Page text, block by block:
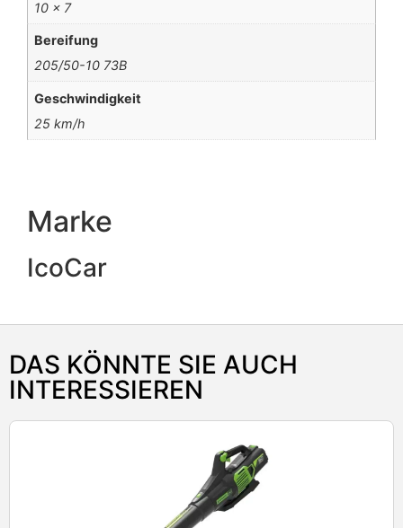
10 x 7
Bereifung
205/50-10 73B
Geschwindigkeit
25 km/h
Marke
IcoCar
DAS KÖNNTE SIE AUCH
INTERESSIEREN